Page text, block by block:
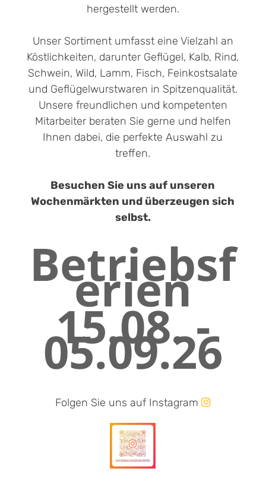
hergestellt werden.
Unser Sortiment umfasst eine Vielzahl an
Köstlichkeiten, darunter Geflügel, Kalb, Rind,
Schwein, Wild, Lamm, Fisch, Feinkostsalate
und Geflügelwurstwaren in Spitzenqualität.
Unsere freundlichen und kompetenten
Mitarbeiter beraten Sie gerne und helfen
Ihnen dabei, die perfekte Auswahl zu
treffen.
Besuchen Sie uns auf unseren
Wochenmärkten und überzeugen sich
selbst.
Betriebsf
erien
15.08. -
05.09.26
Folgen Sie uns auf Instagram 